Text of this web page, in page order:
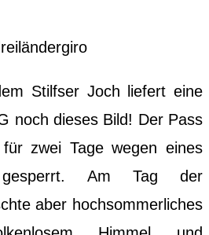
Stilfser Joch liefert eine
noch dieses Bild! Der Pass
zwei Tage wegen eines
gesperrt. Am Tag der
aber hochsommerliches